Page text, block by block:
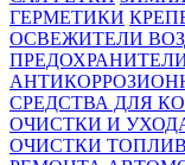
ГЕРМЕТИКИ
ОСВЕЖИТЕЛИ
СРЕДСТВА ДЛЯ
ОЧИСТКИ И
ОЧИСТКИ